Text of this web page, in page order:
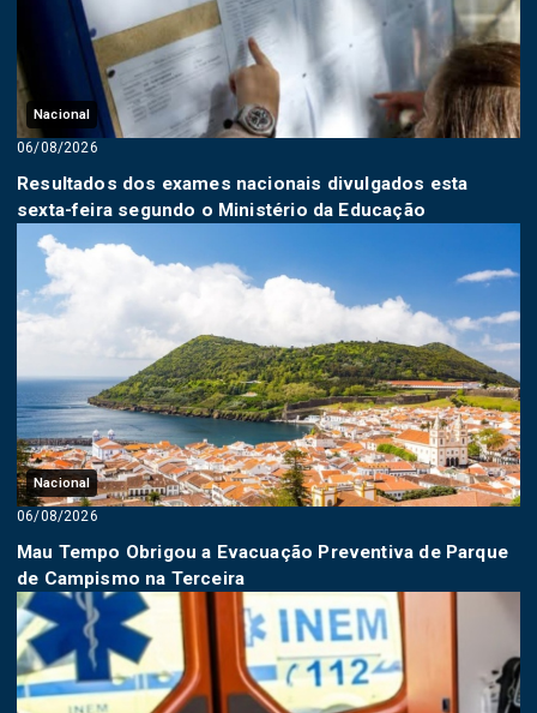
Nacional
06/08/2026
Resultados dos exames nacionais divulgados esta
sexta-feira segundo o Ministério da Educação
Nacional
06/08/2026
Mau Tempo Obrigou a Evacuação Preventiva de Parque
de Campismo na Terceira